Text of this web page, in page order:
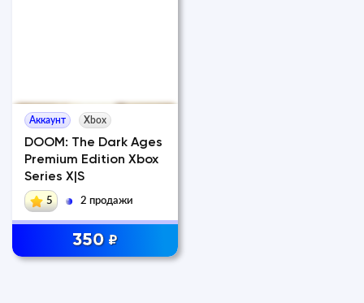
Аккаунт Xbox
DOOM: The Dark Ages
Premium Edition Xbox
Series X|S
5 2 продажи
350 ₽